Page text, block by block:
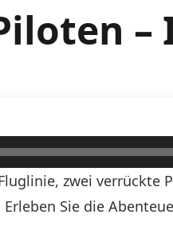
zwei verrückte
Sie die